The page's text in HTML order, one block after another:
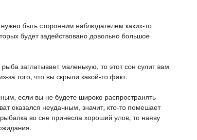
быть сторонним наблюдателем каких-то
будет задействовано довольно большое
заглатывает маленькую, то этот сон сулит вам
за того, что вы скрыли какой-то факт.
если вы не будете широко распространять
оказался неудачным, значит, кто-то помешает
во сне принесла хороший улов, то наяву